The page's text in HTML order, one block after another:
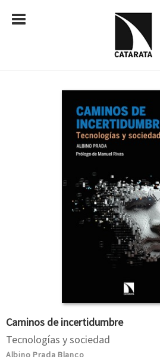
Caminos de incertidumbre
Tecnologías y sociedad
Albino Prada Blanco